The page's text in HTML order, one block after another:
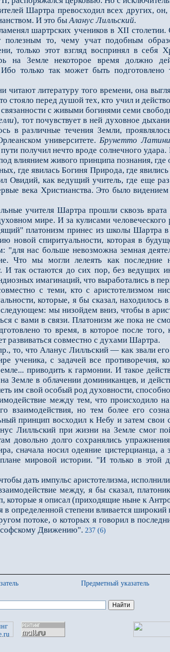
Шартра превосходил всех других,
И это быАланус Лилльский.
шартрских учеников в ХII столетии.
полезным то, чему учат подоб­ным
то­лько этот взгляд воспринял в
на Земле некоторое время должно
только так может быть
литературу того времени, она
стояло перед душой тех, кто учил и
с живыми богинями семи
), тот почувствует в ней духовное
в различные течения Земли,
университете.Брунетто
получил нечто вроде солнечного
влиянием живого принципа познания,
где явилась Богиня Природа, где
Овидий, как ведущий учитель, где еще
века Христианства. Это было
учителя Шартра прошли сквозь врата
мире. И за кулисами
платонизм принес из школы Шартра в
новой спиритуальности, которая в
"для нас больше невозможна земная
Что мы могли лелеять как последние
И так остаются до сих пор, без
имагинаций, что выработались в
с теми, кто с аристотелизмом
которые, я бы сказал, находилось
мы низойдем вниз, чтобы в
с вами в связи. Платонизм же пока не
то время, в которое после того,
развиваться совместно с духами Шартра.
то, что Аланус Лилльский — как звали
ученика, с задачей все противоре­чия,
приводить к гармонии. И такое
Земле в облачении доминиканцев, и
им свой особый род духовности,
между тем, что происходило на
взаимодействия, но тем более его
принцип восходил к Небу и затем свои
Лилльский при жизни на Земле смог
довольно долго сохранялись
сначала носил одеяние цистерцианца,
мировой истории. "И только в этой
дать импульс аристотелизма,
между, я бы сказал,
которые я описал (приходящие ныне к
степени вливается широкий
потоке, о которых я говорил в
Движению". 237 (6)
Предметный указатель